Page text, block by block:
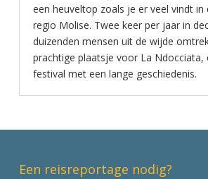
een heuveltop zoals je er veel vindt in
regio Molise. Twee keer per jaar in
duizenden mensen uit de wijde
prachtige plaatsje voor La Ndocciata,
festival met een lange geschiedenis.
Een reisreportage nodig?